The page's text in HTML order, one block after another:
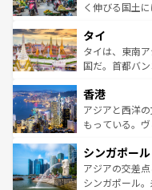
照してほしい。
まで、さまざ
リティに包ま
覧を参照して
く伸びる国土
急速な発展と
ーチミン市の
醸し出してい
とつ。フォー
ひ現地で味わ
が旅行者を迎
参照してほしい
タイ
タイは、東南
国だ。首都バ
の活気が交差
帯で自然と触
いビーチでリ
激する。気候
が待っている
た文化、そし
香港
アジアと西洋
もっている。
み、どこを訪
ており、効率
うな絶景から
シンガポール
アジアの交差
シンガポール